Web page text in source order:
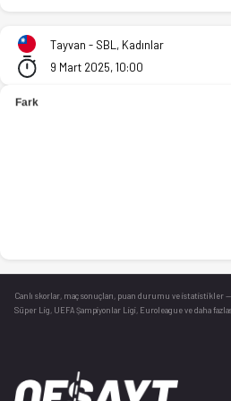
Taiyuan (K) - Cathay Life (K) 80-
Tayvan - SBL, Kadınlar
9 Mart 2025, 10:00
Canlı skorlar , maç sonuçları, puan durumu ve istatistikler
Süper Lig, UEFA Şampiyonlar Ligi, Euroleague ve daha